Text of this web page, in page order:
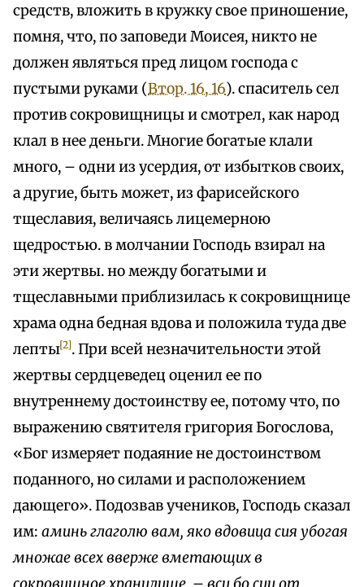
средств, вложить в кружку свое приношение,
помня, что, по заповеди Моисея, никто не
должен являться пред лицом господа с
пустыми руками (Втор. 16, 16). спаситель сел
против сокровищницы и смотрел, как народ
клал в нее деньги. Многие богатые клали
много, – одни из усердия, от избытков своих,
а другие, быть может, из фарисейского
тщеславия, величаясь лицемерною
щедростью. в молчании Господь взирал на
эти жертвы. но между богатыми и
тщеславными приблизилась к сокровищнице
храма одна бедная вдова и положила туда две
лепты[2]. При всей незначительности этой
жертвы сердцеведец оценил ее по
внутреннему достоинству ее, потому что, по
выражению святителя григория Богослова,
«Бог измеряет подаяние не достоинством
поданного, но силами и расположением
дающего». Подозвав учеников, Господь сказал
им: аминь глаголю вам, яко вдовица cия убогая
множае всех вверже вметающих в